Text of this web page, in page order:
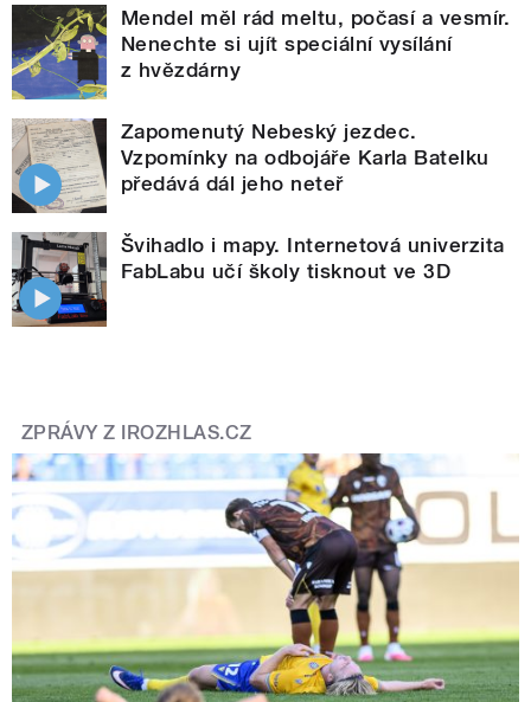
Mendel měl rád meltu, počasí a vesmír.
Nenechte si ujít speciální vysílání
z hvězdárny
Zapomenutý Nebeský jezdec.
Vzpomínky na odbojáře Karla Batelku
předává dál jeho neteř
Švihadlo i mapy. Internetová univerzita
FabLabu učí školy tisknout ve 3D
ZPRÁVY Z IROZHLAS.CZ